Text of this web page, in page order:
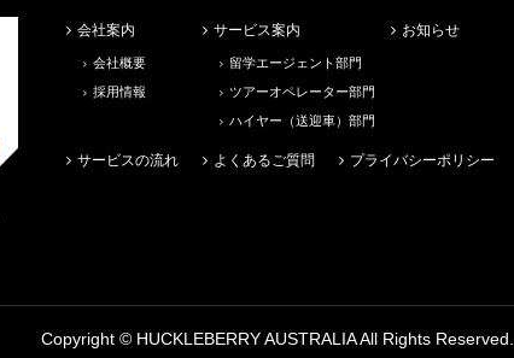
会社案内
会社概要
採用情報
サービス案内
留学エージェント部門
ツアーオペレーター部門
ハイヤー（送迎車）部門
お知らせ
サービスの流れ よくあるご質問 プライバシーポリシー
Copyright © HUCKLEBERRY AUSTRALIAAll Rights Reserved.